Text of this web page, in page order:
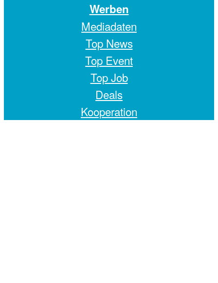
Werben
Mediadaten
Top News
Top Event
Top Job
Deals
Kooperation